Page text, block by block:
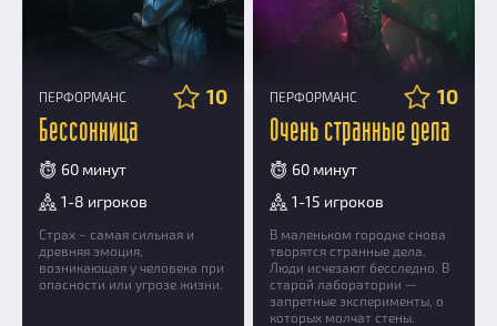
ПЕРФОРМАНС 10
Бессонница
60 минут
1-8 игроков
Страх – самая сильная и
древняя эмоция,
возникающая у человека при
опасности или угрозе жизни.
ПЕРФОРМАНС 10
Очень странные дела
60 минут
1-15 игроков
В маленьком городке снова
творятся странные дела.
Люди исчезают бесследно. В
старой лаборатории —
запретные эксперименты, о
которых молчат стены.